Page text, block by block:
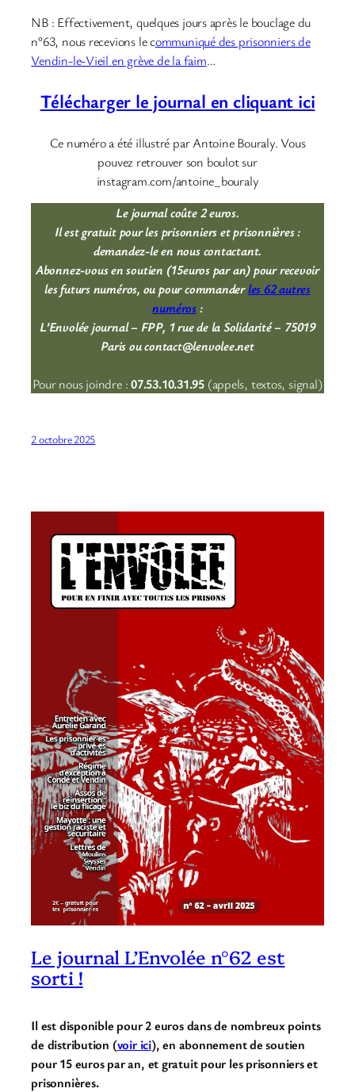
NB : Effectivement, quelques jours après le bouclage du
n°63, nous recevions le communiqué des prisonniers de
Vendin-le-Vieil en grève de la faim…
Télécharger le journal en cliquant ici
Ce numéro a été illustré par Antoine Bouraly. Vous
pouvez retrouver son boulot sur
instagram.com/antoine_bouraly
Le journal coûte 2 euros.
Il est gratuit pour les prisonniers et prisonnières :
demandez-le en nous contactant.
Abonnez-vous en soutien (15euros par an) pour recevoir
les futurs numéros, ou pour commanderles 62 autres
numéros:
L’Envolée journal – FPP, 1 rue de la Solidarité – 75019
Paris ou contact@lenvolee.net
Pour nous joindre :07.53.10.31.95 (appels, textos, signal)
2 octobre 2025
Le journal L’Envolée n°62 est
sorti !
Il est disponible pour 2 euros dans de nombreux points
de distribution (voir ici), en abonnement de soutien
pour 15 euros par an, et gratuit pour les prisonniers et
prisonnières.